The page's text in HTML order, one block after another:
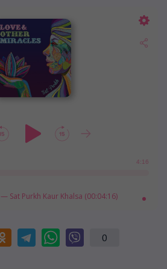
4:16
— Sat Purkh Kaur Khalsa (00:04:16)
0